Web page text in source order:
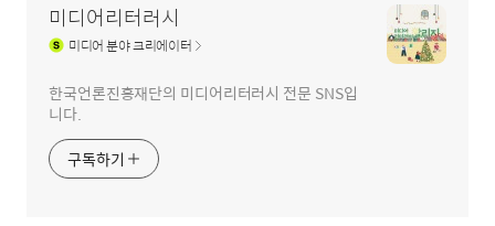
미디어리터러시
미디어분야 크리에이터
한국언론진흥재단의 미디어리터러시 전문 SNS입
니다.
구독하기